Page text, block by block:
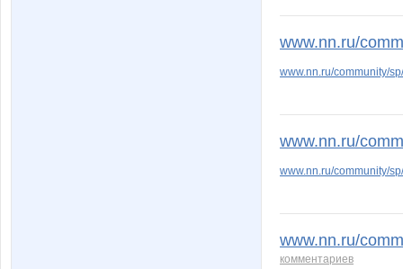
www.nn.ru/
www.nn.ru/community/
www.nn.ru/
www.nn.ru/community/
www.nn.ru/
комментариев